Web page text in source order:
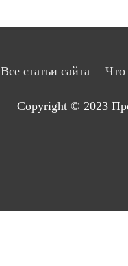
Все статьи сайта Что
Copyright © 2023